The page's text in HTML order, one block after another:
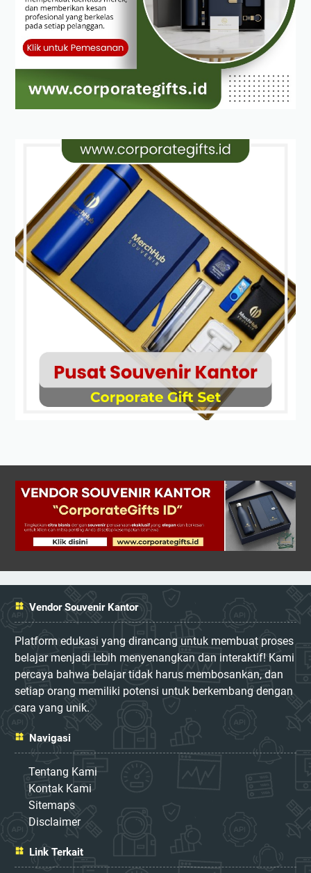
Vendor Souvenir Kantor
Platform edukasi yang dirancang untuk membuat proses
belajar menjadi lebih menyenangkan dan interaktif! Kami
percaya bahwa belajar tidak harus membosankan, dan
setiap orang memiliki potensi untuk berkembang dengan
cara yang unik.
Navigasi
Tentang Kami
Kontak Kami
Sitemaps
Disclaimer
Link Terkait